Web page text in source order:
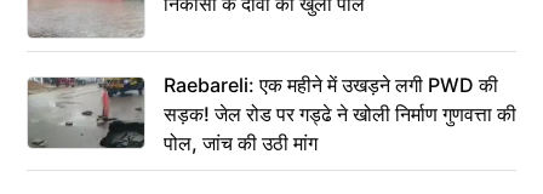
Raebareli: एक महीने में उखड़ने लगी PWD की
सड़क! जेल रोड पर गड्ढे ने खोली निर्माण गुणवत्ता की
पोल, जांच की उठी मांग